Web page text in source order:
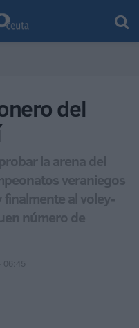
del
la arena del
veraniegos
finalmente al voley-
número de
06:45